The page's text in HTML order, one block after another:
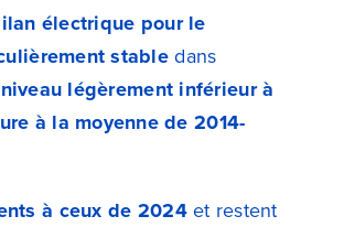
électrique pour le
stable dans
légèrement inférieur à
à la moyenne de 2014-
à ceux de 2024et restent